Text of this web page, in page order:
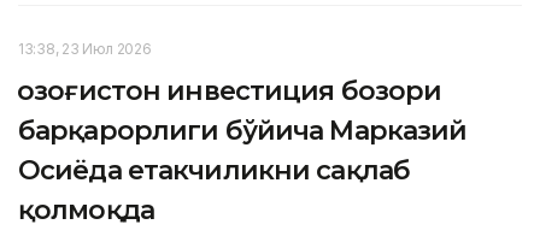
13:38, 23 Июл 2026
Қозоғистон инвестиция бозори
барқарорлиги бўйича Марказий
Осиёда етакчиликни сақлаб
қолмоқда